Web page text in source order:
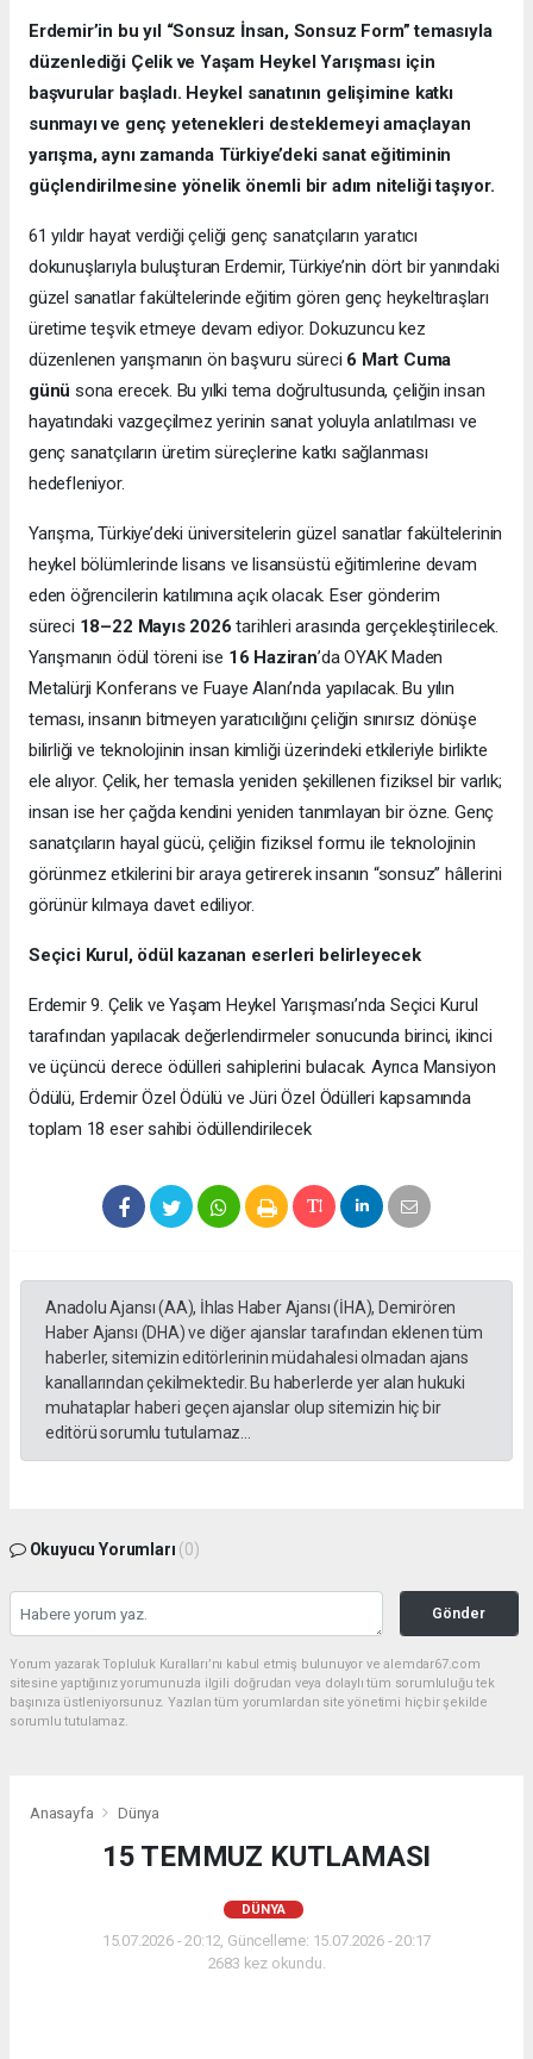
Erdemir’in bu yıl “Sonsuz İnsan, Sonsuz Form” temasıyla
düzenlediği Çelik ve Yaşam Heykel Yarışması için
başvurular başladı. Heykel sanatının gelişimine katkı
sunmayı ve genç yetenekleri desteklemeyi amaçlayan
yarışma, aynı zamanda Türkiye’deki sanat eğitiminin
güçlendirilmesine yönelik önemli bir adım niteliği taşıyor.
61 yıldır hayat verdiği çeliği genç sanatçıların yaratıcı
dokunuşlarıyla buluşturan Erdemir, Türkiye’nin dört bir yanındaki
güzel sanatlar fakültelerinde eğitim gören genç heykeltıraşları
üretime teşvik etmeye devam ediyor. Dokuzuncu kez
düzenlenen yarışmanın ön başvuru süreci 6 Mart Cuma
günü sona erecek. Bu yılki tema doğrultusunda, çeliğin insan
hayatındaki vazgeçilmez yerinin sanat yoluyla anlatılması ve
genç sanatçıların üretim süreçlerine katkı sağlanması
hedefleniyor.
Yarışma, Türkiye’deki üniversitelerin güzel sanatlar fakültelerinin
heykel bölümlerinde lisans ve lisansüstü eğitimlerine devam
eden öğrencilerin katılımına açık olacak. Eser gönderim
süreci 18–22 Mayıs 2026tarihleri arasında gerçekleştirilecek.
Yarışmanın ödül töreni ise 16 Haziran’da OYAK Maden
Metalürji Konferans ve Fuaye Alanı’nda yapılacak. Bu yılın
teması, insanın bitmeyen yaratıcılığını çeliğin sınırsız dönüşe
bilirliği ve teknolojinin insan kimliği üzerindeki etkileriyle birlikte
ele alıyor. Çelik, her temasla yeniden şekillenen fiziksel bir varlık;
insan ise her çağda kendini yeniden tanımlayan bir özne. Genç
sanatçıların hayal gücü, çeliğin fiziksel formu ile teknolojinin
görünmez etkilerini bir araya getirerek insanın “sonsuz” hâllerini
görünür kılmaya davet ediliyor.
Seçici Kurul, ödül kazanan eserleri belirleyecek
Erdemir 9. Çelik ve Yaşam Heykel Yarışması’nda Seçici Kurul
tarafından yapılacak değerlendirmeler sonucunda birinci, ikinci
ve üçüncü derece ödülleri sahiplerini bulacak. Ayrıca Mansiyon
Ödülü, Erdemir Özel Ödülü ve Jüri Özel Ödülleri kapsamında
toplam 18 eser sahibi ödüllendirilecek
Anadolu Ajansı (AA), İhlas Haber Ajansı (İHA), Demirören
Haber Ajansı (DHA) ve diğer ajanslar tarafından eklenen tüm
haberler, sitemizin editörlerinin müdahalesi olmadan ajans
kanallarından çekilmektedir. Bu haberlerde yer alan hukuki
muhataplar haberi geçen ajanslar olup sitemizin hiç bir
editörü sorumlu tutulamaz...
Okuyucu Yorumları (0)
Gönder
Yorum yazarak Topluluk Kuralları’nı kabul etmiş bulunuyor ve alemdar67.com
sitesine yaptığınız yorumunuzla ilgili doğrudan veya dolaylı tüm sorumluluğu tek
başınıza üstleniyorsunuz. Yazılan tüm yorumlardan site yönetimi hiçbir şekilde
sorumlu tutulamaz.
Anasayfa Dünya
15 TEMMUZ KUTLAMASI
DÜNYA
15.07.2026 - 20:12, Güncelleme: 15.07.2026 - 20:17
2683 kez okundu.